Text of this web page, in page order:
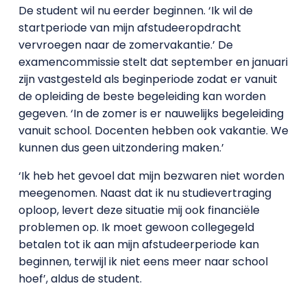
De student wil nu eerder beginnen. ‘Ik wil de
startperiode van mijn afstudeeropdracht
vervroegen naar de zomervakantie.’ De
examencommissie stelt dat september en januari
zijn vastgesteld als beginperiode zodat er vanuit
de opleiding de beste begeleiding kan worden
gegeven. ‘In de zomer is er nauwelijks begeleiding
vanuit school. Docenten hebben ook vakantie. We
kunnen dus geen uitzondering maken.’
‘Ik heb het gevoel dat mijn bezwaren niet worden
meegenomen. Naast dat ik nu studievertraging
oploop, levert deze situatie mij ook financiële
problemen op. Ik moet gewoon collegegeld
betalen tot ik aan mijn afstudeerperiode kan
beginnen, terwijl ik niet eens meer naar school
hoef’, aldus de student.